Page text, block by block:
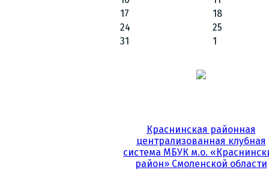
17
18
24
25
31
1
Краснинская районная
централизованная клубная
система МБУК м.о.
район» Смоленской области